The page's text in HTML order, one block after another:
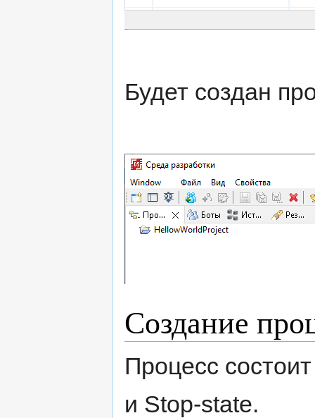
Будет создан
Создание
Процесс
и Stop-state.